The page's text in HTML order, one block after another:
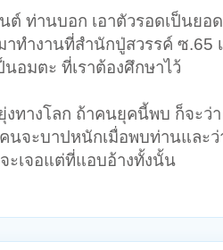
ท่านบอก เอาตัวรอดเป็นยอ
ทำงานที่สำนักปู่สวรรค์ ซ.65
อมตะ ที่เราต้องศึกษาไว้
ทางโลก ถ้าคนยุคนี้พบ ก็จะ
นจะบาปหนักเมื่อพบท่านและ
ะเจอแต่ที่แอบอ้างทั้งนั้น